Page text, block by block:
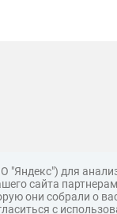
для
сайта
они собрали о
с